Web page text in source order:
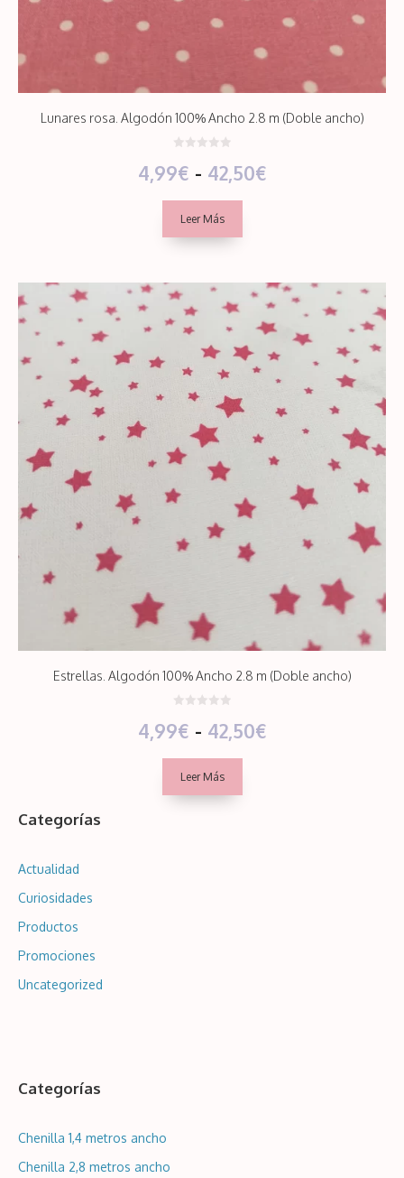
Lunares rosa. Algodón 100% Ancho 2.8 m (Doble ancho)
d
e
4,99€ - 42,50€Rango
4,99€
hasta
42,50€
Leer Más
Estrellas. Algodón 100% Ancho 2.8 m (Doble ancho)
d
e
4,99€ - 42,50€Rango
Leer Más
Categorías
Actualidad
Curiosidades
Productos
Promociones
Uncategorized
Categorías
Chenilla 1,4 metros ancho
Chenilla 2,8 metros ancho